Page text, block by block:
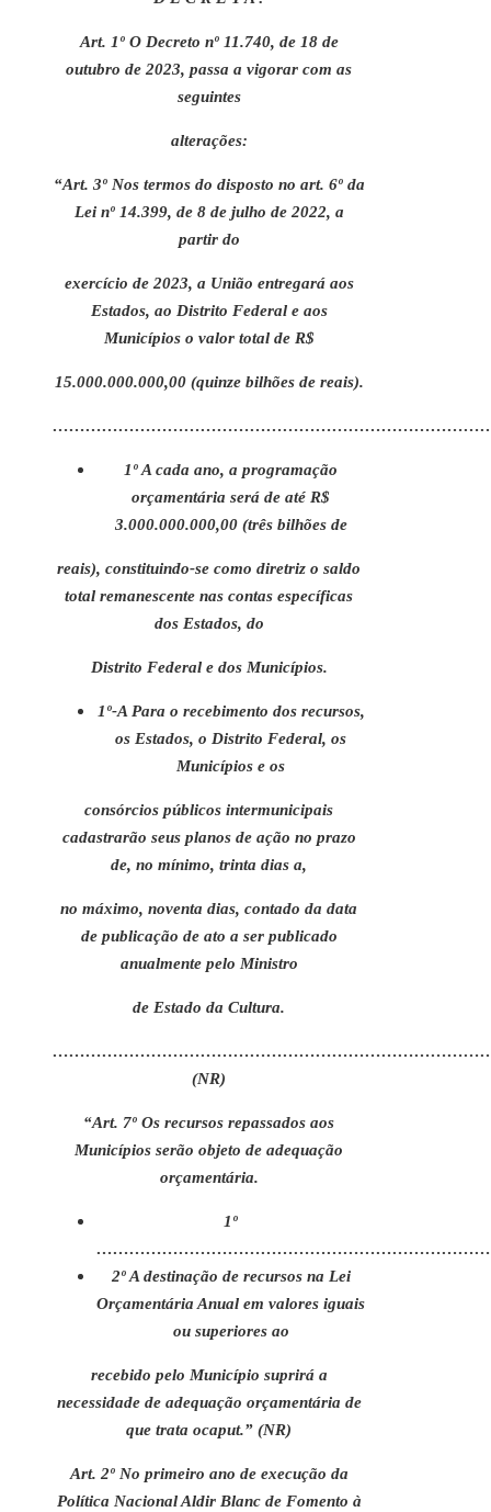
Art. 1º O Decreto nº 11.740, de 18 de
outubro de 2023, passa a vigorar com as
seguintes
alterações:
“Art. 3º Nos termos do disposto no art. 6º da
Lei nº 14.399, de 8 de julho de 2022, a
partir do
exercício de 2023, a União entregará aos
Estados, ao Distrito Federal e aos
Municípios o valor total de R$
15.000.000.000,00 (quinze bilhões de reais).
1º A cada ano, a programação
orçamentária será de até R$
3.000.000.000,00 (três bilhões de
reais), constituindo-se como diretriz o saldo
total remanescente nas contas específicas
dos Estados, do
Distrito Federal e dos Municípios.
1º-A Para o recebimento dos recursos,
os Estados, o Distrito Federal, os
Municípios e os
consórcios públicos intermunicipais
cadastrarão seus planos de ação no prazo
de, no mínimo, trinta dias a,
no máximo, noventa dias, contado da data
de publicação de ato a ser publicado
anualmente pelo Ministro
de Estado da Cultura.
(NR)
“Art. 7º Os recursos repassados aos
Municípios serão objeto de adequação
orçamentária.
1º
2º A destinação de recursos na Lei
Orçamentária Anual em valores iguais
ou superiores ao
recebido pelo Município suprirá a
necessidade de adequação orçamentária de
que trata ocaput.” (NR)
Art. 2º No primeiro ano de execução da
Política Nacional Aldir Blanc de Fomento à